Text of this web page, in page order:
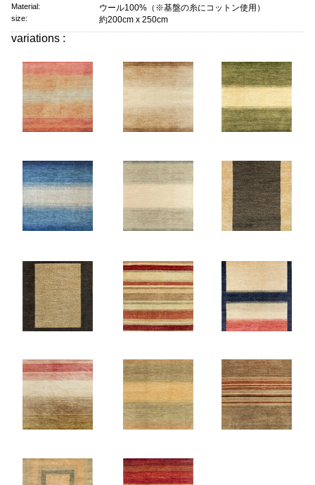
Material: ウール100%（※基盤の糸にコットン使用）
size: 約200cm x 250cm
variations :